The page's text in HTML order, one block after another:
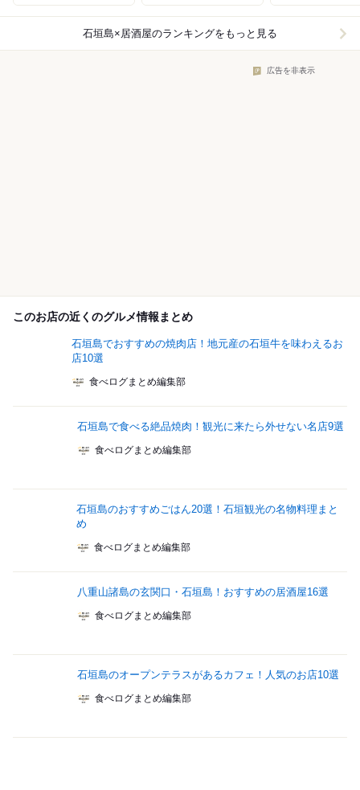
石垣島×居酒屋のランキングをもっと見る
広告を非表示
このお店の近くのグルメ情報まとめ
石垣島でおすすめの焼肉店！地元産の石垣牛を味わえるお
店10選
食べログまとめ編集部
石垣島で食べる絶品焼肉！観光に来たら外せない名店9選
食べログまとめ編集部
石垣島のおすすめごはん20選！石垣観光の名物料理まと
め
食べログまとめ編集部
八重山諸島の玄関口・石垣島！おすすめの居酒屋16選
食べログまとめ編集部
石垣島のオープンテラスがあるカフェ！人気のお店10選
食べログまとめ編集部